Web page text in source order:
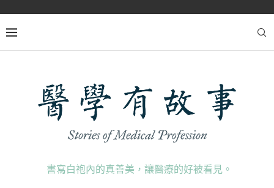
書寫白袍內的真善美，讓醫療的好被看見。